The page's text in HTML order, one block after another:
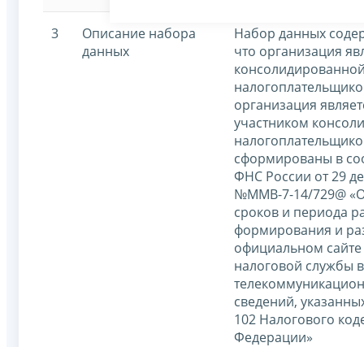
3
Описание набора
данных
Набор данных
что организация
организация
участником
сформированы в
ФНС России от 29
№ММВ-7-14/729@
сроков и периода
формирования и
официальном
налоговой службы
сведений,
102 Налогового
Федерации»